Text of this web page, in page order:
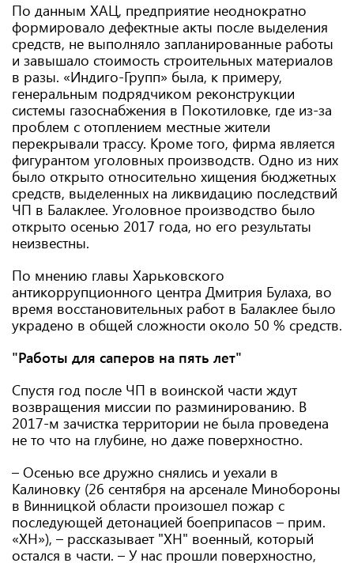
По данным ХАЦ, предприятие неоднократно
формировало дефектные акты после выделения
средств, не выполняло запланированные работы
и завышало стоимость строительных материалов
в разы. «Индиго-Групп» была, к примеру,
генеральным подрядчиком реконструкции
системы газоснабжения в Покотиловке, где из-за
проблем с отоплением местные жители
перекрывали трассу. Кроме того, фирма является
фигурантом уголовных производств. Одно из них
было открыто относительно хищения бюджетных
средств, выделенных на ликвидацию последствий
ЧП в Балаклее. Уголовное производство было
открыто осенью 2017 года, но его результаты
неизвестны.
По мнению главы Харьковского
антикоррупционного центра Дмитрия Булаха, во
время восстановительных работ в Балаклее было
украдено в общей сложности около 50 % средств.
"Работы для саперов на пять лет"
Спустя год после ЧП в воинской части ждут
возвращения миссии по разминированию. В
2017-м зачистка территории не была проведена
не то что на глубине, но даже поверхностно.
– Осенью все дружно снялись и уехали в
Калиновку (26 сентября на арсенале Минобороны
в Винницкой области произошел пожар с
последующей детонацией боеприпасов – прим.
«ХН»), – рассказывает "ХН" военный, который
остался в части. – У нас прошли поверхностно,